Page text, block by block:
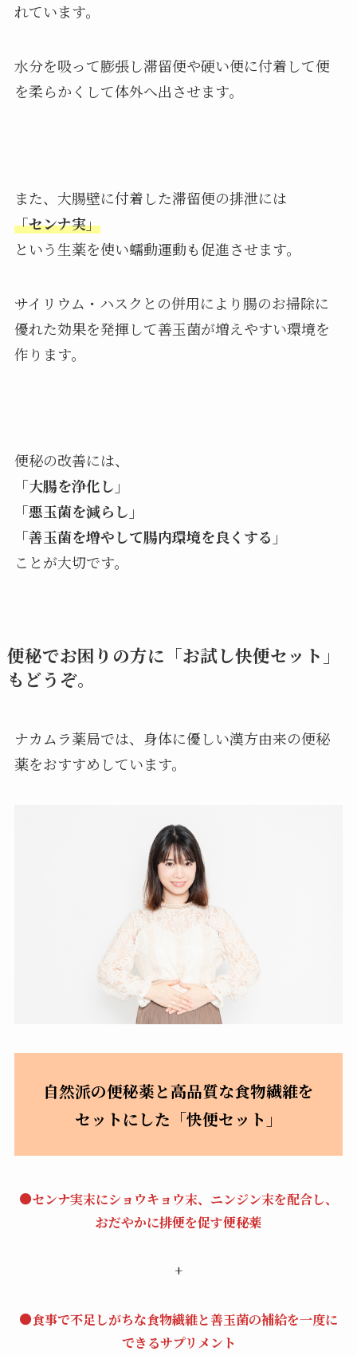
れています。
水分を吸って膨張し滞留便や硬い便に付着して便
を柔らかくして体外へ出させます。
また、大腸壁に付着した滞留便の排泄には
「センナ実」
という生薬を使い蠕動運動も促進させます。
サイリウム・ハスクとの併用により腸のお掃除に
優れた効果を発揮して善玉菌が増えやすい環境を
作ります。
便秘の改善には、
「大腸を浄化し」
「悪玉菌を減らし」
「善玉菌を増やして腸内環境を良くする」
ことが大切です。
便秘でお困りの方に「お試し快便セット」
もどうぞ。
ナカムラ薬局では、身体に優しい漢方由来の便秘
薬をおすすめしています。
自然派の便秘薬と高品質な食物繊維を
セットにした「快便セット」
●センナ実末にショウキョウ末、ニンジン末を配合し、
おだやかに排便を促す便秘薬
+
●食事で不足しがちな食物繊維と善玉菌の補給を一度に
できるサプリメント